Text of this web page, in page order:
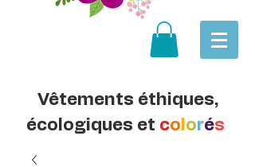
Vêtements éthiques,
écologiques et co orés